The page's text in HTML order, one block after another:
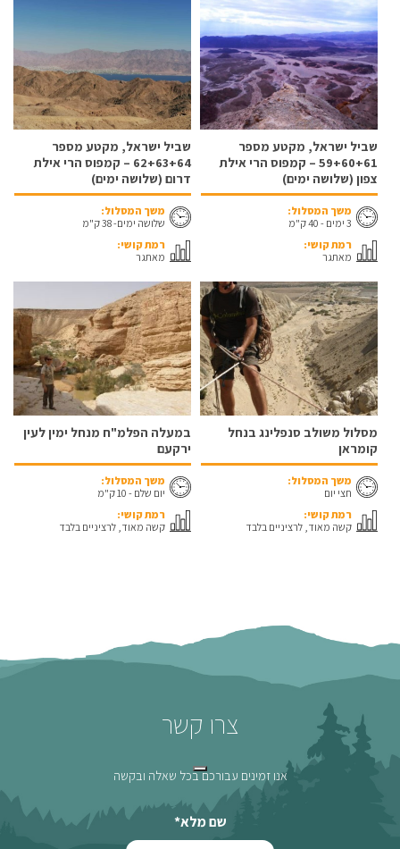
שביל ישראל, מקטע מספר
59+60+61 – קמפוס הרי אילת
צפון (שלושה ימים)
משך המסלול:
3 ימים - 40 ק"מ
רמת קושי:
מאתגר
שביל ישראל, מקטע מספר
62+63+64 – קמפוס הרי אילת
דרום (שלושה ימים)
משך המסלול:
שלושה ימים- 38 ק"מ
רמת קושי:
מאתגר
מסלול משולב סנפלינג בנחל
קומראן
משך המסלול:
חצי יום
רמת קושי:
קשה מאוד, לרציניים בלבד
במעלה הפלמ"ח מנחל ימין לעין
ירקעם
משך המסלול:
יום שלם - 10 ק"מ
רמת קושי:
קשה מאוד, לרציניים בלבד
צרו קשר
אנו זמינים עבורכם בכל שאלה ובקשה
שם מלא*